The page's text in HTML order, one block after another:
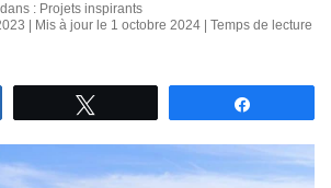
: Projets inspirants
| Mis à jour le 1 octobre 2024 | Temps de lecture